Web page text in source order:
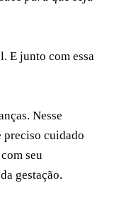
E junto com essa
Nesse
preciso cuidado
seu
gestação.